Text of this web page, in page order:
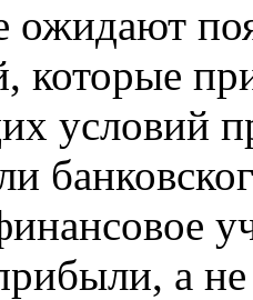
ожидают
которые
условий
а не